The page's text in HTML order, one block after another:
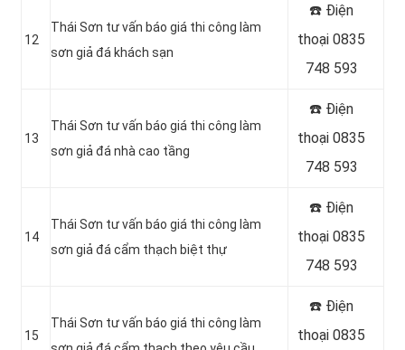
12
Thái Sơn tư vấn báo giá thi công làm
sơn giả đá khách sạn
☎️ Điện
thoại 0835
748 593
13
Thái Sơn tư vấn báo giá thi công làm
sơn giả đá nhà cao tầng
☎️ Điện
thoại 0835
748 593
14
Thái Sơn tư vấn báo giá thi công làm
sơn giả đá cẩm thạch biệt thự
☎️ Điện
thoại 0835
748 593
15
Thái Sơn tư vấn báo giá thi công làm
☎️ Điện
thoại 0835